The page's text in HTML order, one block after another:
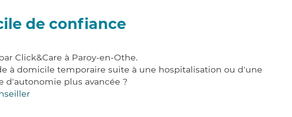
de confiance
Click&Care à Paroy-en-Othe.
à domicile temporaire suite à une hospitalisation ou d'une
d'autonomie plus avancée ?